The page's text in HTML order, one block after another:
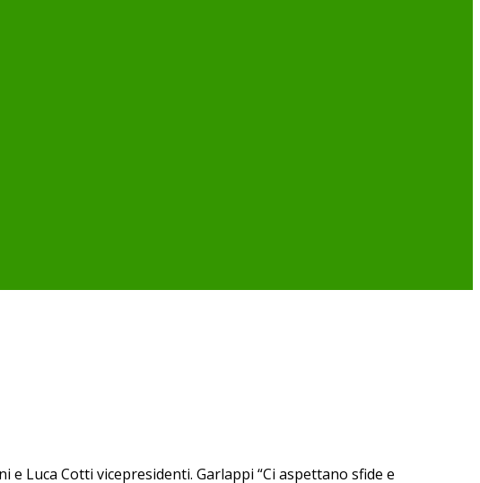
Luca Cotti vicepresidenti. Garlappi “Ci aspettano sfide e